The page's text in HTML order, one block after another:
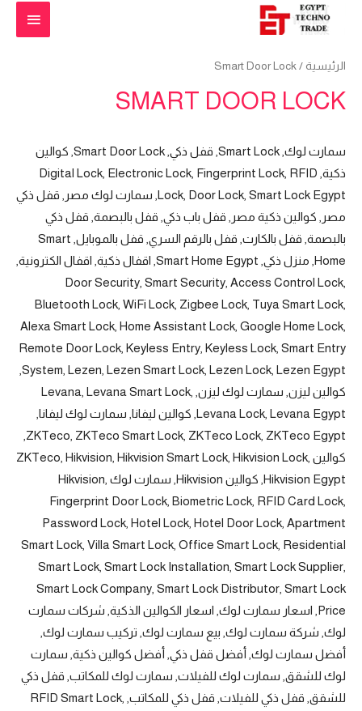
الرئيسية / Smart Door Lock
SMART DOOR LOCK
سمارت لوك, Smart Lock, قفل ذكي, Smart Door Lock, كوالين
ذكية, Digital Lock, Electronic Lock, Fingerprint Lock, RFID
Lock, Door Lock, Smart Lock Egypt, سمارت لوك مصر, قفل ذكي
مصر, كوالين ذكية مصر, قفل باب ذكي, قفل بالبصمة, قفل ذكي
بالبصمة, قفل بالكارت, قفل بالرقم السري, قفل بالموبايل, Smart
Home, منزل ذكي, Smart Home Egypt, اقفال ذكية, اقفال الكترونية,
Door Security, Smart Security, Access Control Lock,
Bluetooth Lock, WiFi Lock, Zigbee Lock, Tuya Smart Lock,
Alexa Smart Lock, Home Assistant Lock, Google Home Lock,
Remote Door Lock, Keyless Entry, Keyless Lock, Smart Entry
System, Lezen, Lezen Smart Lock, Lezen Lock, Lezen Egypt,
كوالين ليزن, سمارت لوك ليزن, Levana, Levana Smart Lock,
Levana Lock, Levana Egypt, كوالين ليفانا, سمارت لوك ليفانا,
ZKTeco, ZKTeco Smart Lock, ZKTeco Lock, ZKTeco Egypt,
كوالين ZKTeco, Hikvision, Hikvision Smart Lock, Hikvision Lock,
Hikvision Egypt, كوالين Hikvision, سمارت لوك Hikvision,
Fingerprint Door Lock, Biometric Lock, RFID Card Lock,
Password Lock, Hotel Lock, Hotel Door Lock, Apartment
Smart Lock, Villa Smart Lock, Office Smart Lock, Residential
Smart Lock, Smart Lock Installation, Smart Lock Supplier,
Smart Lock Company, Smart Lock Distributor, Smart Lock
Price, اسعار سمارت لوك, اسعار الكوالين الذكية, شركات سمارت
لوك, شركة سمارت لوك, بيع سمارت لوك, تركيب سمارت لوك,
أفضل سمارت لوك, أفضل قفل ذكي, أفضل كوالين ذكية, سمارت
لوك للشقق, سمارت لوك للفيلات, سمارت لوك للمكاتب, قفل ذكي
للشقق, قفل ذكي للفيلات, قفل ذكي للمكاتب, RFID Smart Lock,